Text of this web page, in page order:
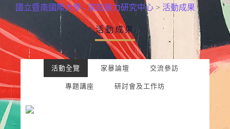
國立暨南國際大學 - 家庭暴力研究中心 > 活動成果
活動成果
活動全覽 家暴論壇 交流參訪
專題講座 研討會及工作坊